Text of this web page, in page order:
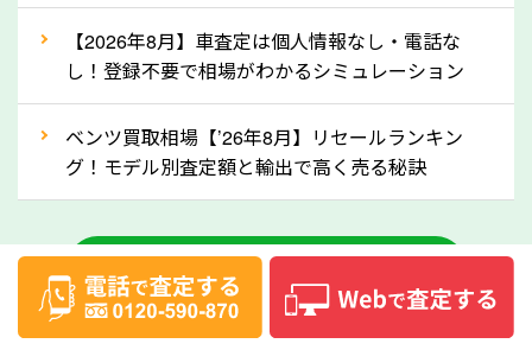
な車は早めに廃車手続きをしたほうが良いでしょう。
③自動車税の還付金の扱いについて確認し
ましょう！
車を廃車にすると、自動車税の還付金を受け取ること
ができる場合があります。廃車買取業者の中には、還
付金をお客様に返還しない業者もあります。廃車査定
をする際には、自動車税の還付金の返還があるかどう
かを確認するようにしてください。大阪府のソコカラ
では、自動車税の還付金をお客様に返還しております
【2026年8月】車査定は個人情報なし・電話な
し！登録不要で相場がわかるシミュレーション
ベンツ買取相場【’26年8月】リセールランキン
グ！モデル別査定額と輸出で高く売る秘訣
中古車のお役立ちコラム一覧